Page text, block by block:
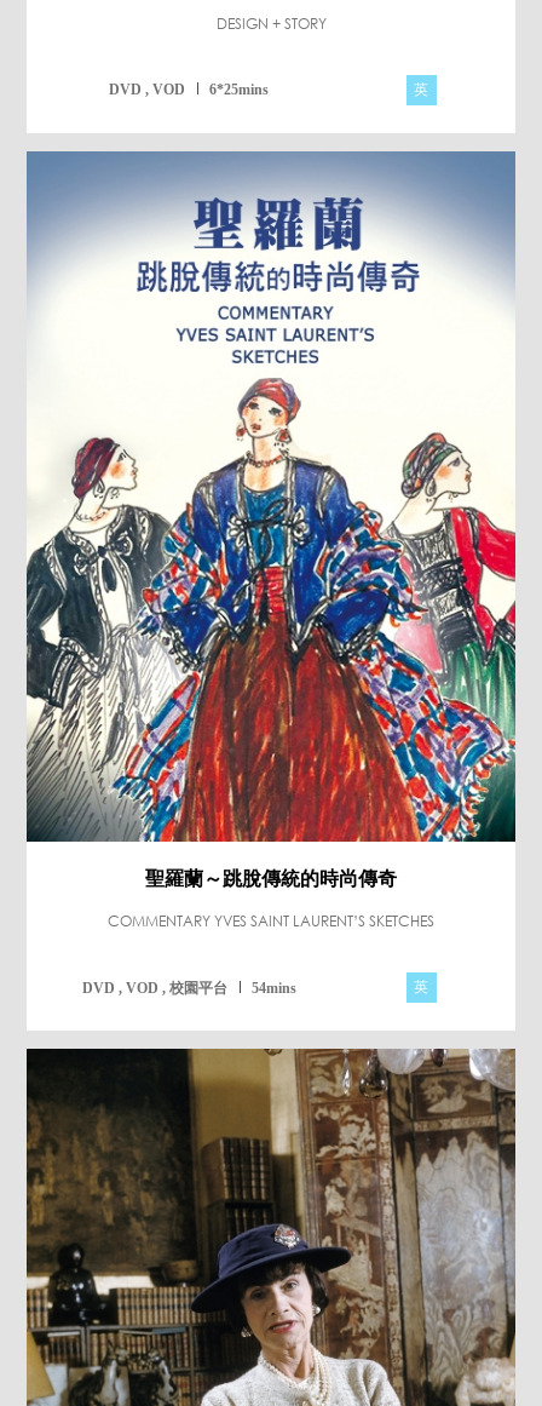
DESIGN + STORY
DVD , VOD 6*25mins 英
聖羅蘭～跳脫傳統的時尚傳奇
COMMENTARY YVES SAINT LAURENT’S SKETCHES
DVD , VOD , 校園平台 54mins 英